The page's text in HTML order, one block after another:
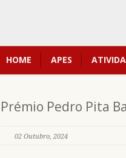
HOME APES
Prémio Pedro Pita
02 Outubro, 2024